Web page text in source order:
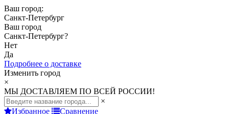
Ваш город:
Санкт-Петербург
Ваш город
Санкт-Петербург?
Нет
Да
Подробнее о доставке
Изменить город
×
МЫ ДОСТАВЛЯЕМ ПО ВСЕЙ РОССИИ!
×
Избранное
Сравнение